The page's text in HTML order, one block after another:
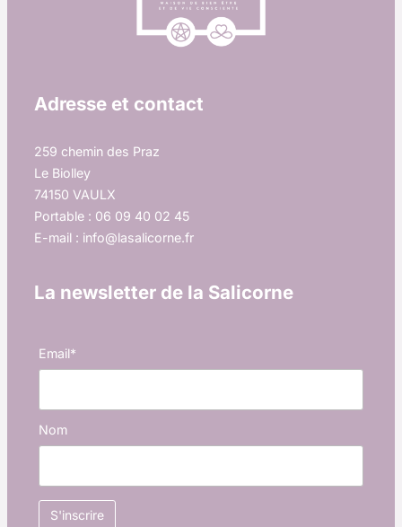
Adresse et contact
259 chemin des Praz
Le Biolley
74150 VAULX
Portable : 06 09 40 02 45
E-mail : info@lasalicorne.fr
La newsletter de la Salicorne
Email*
Nom